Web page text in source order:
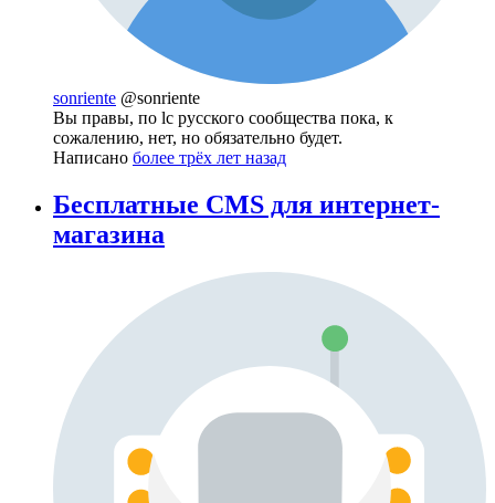
sonriente @sonriente
Вы правы, по lc русского сообщества пока, к
сожалению, нет, но обязательно будет.
Написано более трёх лет назад
Бесплатные CMS для интернет-
магазина